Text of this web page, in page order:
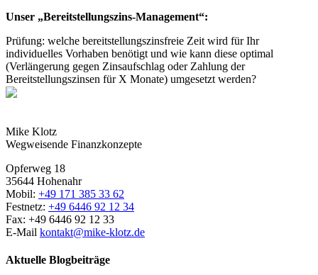
Unser „Bereitstellungszins-Management“:
Prüfung: welche bereitstellungszinsfreie Zeit wird für Ihr
individuelles Vorhaben benötigt und wie kann diese optimal
(Verlängerung gegen Zinsaufschlag oder Zahlung der
Bereitstellungszinsen für X Monate) umgesetzt werden?
Mike Klotz
Wegweisende Finanzkonzepte
Opferweg 18
35644 Hohenahr
Mobil: +49 171 385 33 62
Festnetz: +49 6446 92 12 34
Fax: +49 6446 92 12 33
E-Mail kontakt@mike-klotz.de
Aktuelle Blogbeiträge